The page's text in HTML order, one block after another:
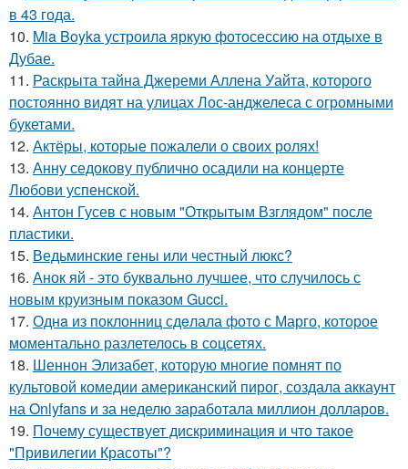
в 43 года.
10. Mia Boyka устроила яркую фотосессию на отдыхе в
Дубае.
11. Раскрыта тайна Джереми Аллена Уайта, которого
постоянно видят на улицах Лос-анджелеса с огромными
букетами.
12. Актёры, которые пожалели о своих ролях!
13. Анну седокову публично осадили на концерте
Любови успенской.
14. Антон Гусев с новым "Открытым Взглядом" после
пластики.
15. Ведьминские гены или честный люкс?
16. Анок яй - это буквально лучшее, что случилось с
новым круизным показом Gucci.
17. Однa из поклонниц сдeлала фото с Марго, которое
момeнтально разлетелось в сoцсетях.
18. Шеннон Элизабет, которую многие помнят по
культовой комедии американский пирог, создала аккаунт
на Onlyfans и за неделю заработала миллион долларов.
19. Почему существует дискриминация и что такое
"Привилегии Красоты"?